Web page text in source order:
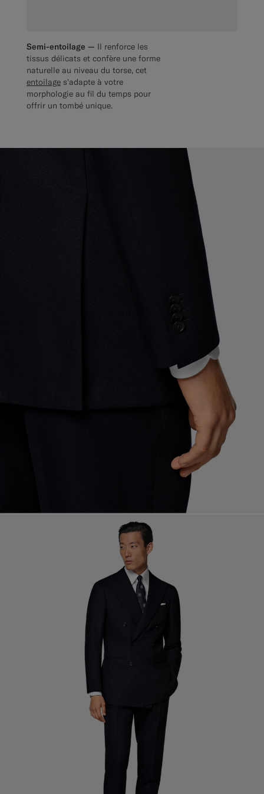
Semi-entoilage — Il renforce les
tissus délicats et confère une forme
naturelle au niveau du torse, cet
entoilage s'adapte à votre
morphologie au fil du temps pour
offrir un tombé unique.